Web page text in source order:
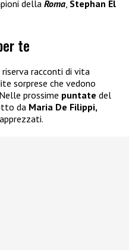
della Roma Stephan El
te
racconti di vita
sorprese che vedono
prossime puntate del
da Maria De Filippi,